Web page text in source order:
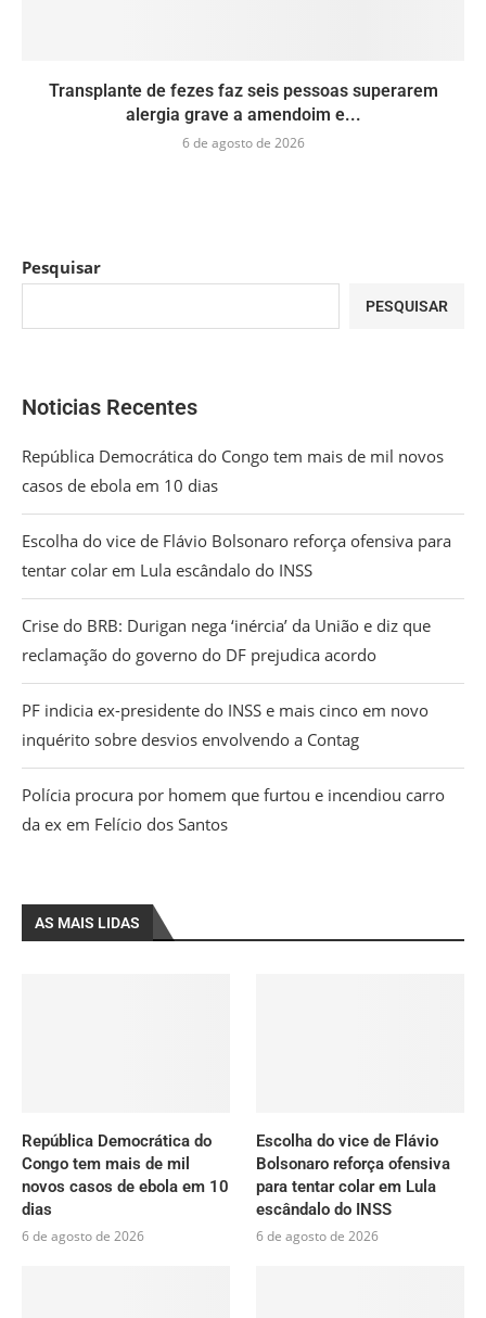
Transplante de fezes faz seis pessoas superarem
alergia grave a amendoim e...
6 de agosto de 2026
Pesquisar
PESQUISAR
Noticias Recentes
República Democrática do Congo tem mais de mil novos
casos de ebola em 10 dias
Escolha do vice de Flávio Bolsonaro reforça ofensiva para
tentar colar em Lula escândalo do INSS
Crise do BRB: Durigan nega ‘inércia’ da União e diz que
reclamação do governo do DF prejudica acordo
PF indicia ex-presidente do INSS e mais cinco em novo
inquérito sobre desvios envolvendo a Contag
Polícia procura por homem que furtou e incendiou carro
da ex em Felício dos Santos
AS MAIS LIDAS
República Democrática do
Congo tem mais de mil
novos casos de ebola em 10
dias
6 de agosto de 2026
Escolha do vice de Flávio
Bolsonaro reforça ofensiva
para tentar colar em Lula
escândalo do INSS
6 de agosto de 2026